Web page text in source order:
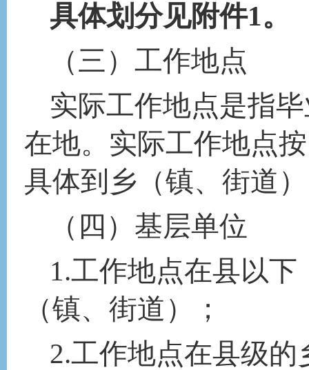
具体划分见附件1。
（三） 工作地点
实际工作地点是指
在地。实际工作地点
具体到乡（镇、街道
（四）基层单位
1.工作地点在县以
（镇、街道）；
2.工作地点在县级